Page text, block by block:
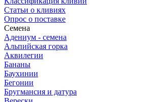
Статьи о кливиях
Опрос о поставке
Семена
Адениум - семена
Альпийская горка
Аквилегии
Бананы
Баухинии
Бегонии
Бругмансия и датура